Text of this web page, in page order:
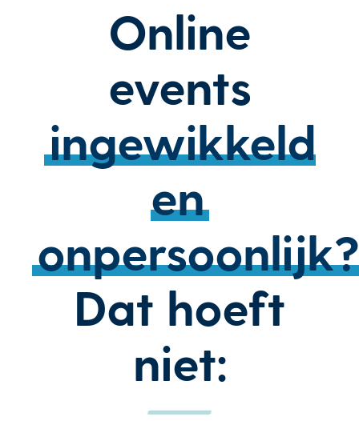
Online
events
ingewikkeld
en
onpersoonlijk?
Dat hoeft
niet: